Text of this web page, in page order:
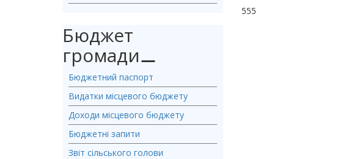
Бюджет
громади⚊
Бюджетний паспорт
Видатки місцевого бюджету
Доходи місцевого бюджету
Бюджетні запити
Звіт сільського голови
555